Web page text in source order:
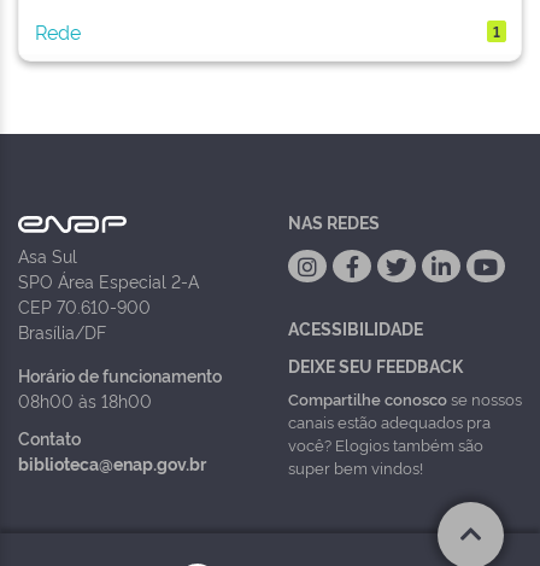
Rede 1
Asa Sul
SPO Área Especial 2-A
CEP 70.610-900
Brasília/DF
Horário de funcionamento
08h00 às 18h00
Contato
biblioteca@enap.gov.br
NAS REDES
ACESSIBILIDADE
DEIXE SEU FEEDBACK
Compartilhe conoscose nossos
canais estão adequados pra
você? Elogios também são
super bem vindos!